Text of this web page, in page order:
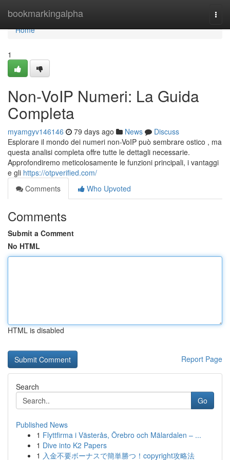
bookmarkingalpha
Home
Home
1
Non-VoIP Numeri: La Guida
Completa
myamgyv146146 79 days ago News
Discuss
Esplorare il mondo dei numeri non-VoIP può sembrare ostico , ma
questa analisi completa offre tutte le dettagli necessarie.
Approfondiremo meticolosamente le funzioni principali, i vantaggi
e gli https://otpverified.com/
Comments
Who Upvoted
Comments
Submit a Comment
No HTML
HTML is disabled
Report Page
Search
Go
Published News
1 Flyttfirma i Västerås, Örebro och Mälardalen – ...
1 Dive into K2 Papers
1 入金不要ボーナスで簡単勝つ！copyright攻略法